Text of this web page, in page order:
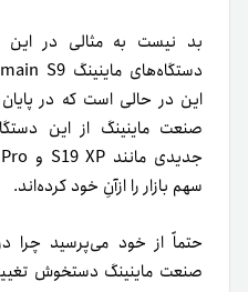
صنعت ماینینگ از این
سهم بازار را ازآنِ خود کرده‌اند.
حتماً از خود می‌پرسید چرا
صنعت ماینینگ دستخوش